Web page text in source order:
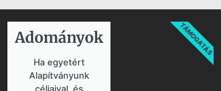
Adományok​
Ha egyetért
Alapítványunk
céljaival, és
TÁMOGATÁS